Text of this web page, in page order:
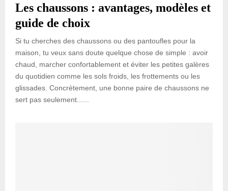
Les chaussons : avantages, modèles et
guide de choix
Si tu cherches des chaussons ou des pantoufles pour la
maison, tu veux sans doute quelque chose de simple : avoir
chaud, marcher confortablement et éviter les petites galères
du quotidien comme les sols froids, les frottements ou les
glissades. Concrètement, une bonne paire de chaussons ne
sert pas seulement......